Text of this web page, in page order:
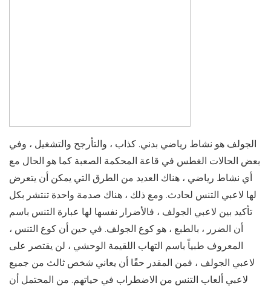
الجولف هو نشاط رياضي بدني. كذاب ، والتأرجح والتشغيل ، وفي
بعض الحالات الغطس في قاعة المحكمة الصعبة كما هو الحال مع
أي نشاط رياضي ، هناك العديد من الطرق التي يمكن أن يتعرض
لها لاعبي التنس لحادث. ومع ذلك ، هناك صدمة واحدة تنتشر بكل
تأكيد بين لاعبي الجولف ، فالأضرار نفسها لها عبارة التنس باسم
أن الضرر ، بالطبع ، هو كوع الجولف. في حين أن كوع التنس ،
المعروف طبياً باسم التهاب اللقيمة الوحشي ، لن يقتصر على
لاعبي الجولف ، فمن المقدر حقًا أن يعاني شخص ثالث من جميع
لاعبي ألعاب التنس من الاضطراب في حياتهم. من المحتمل أن